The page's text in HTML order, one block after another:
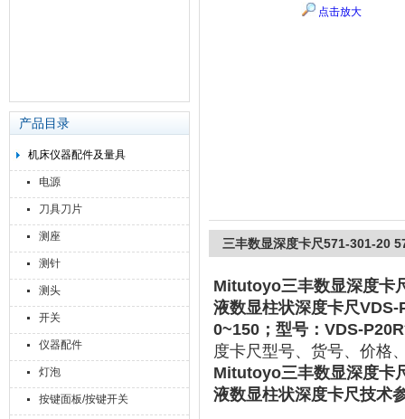
产品目录
机床仪器配件及量具
电源
刀具刀片
测座
测针
测头
开关
仪器配件
灯泡
按键面板/按键开关
点击放大
三丰数显深度卡尺571-301-20
Mitutoyo三丰数显深度卡
液数显柱状深度卡尺
0~150；型号：VDS-
度卡尺型号、货号、价格
Mitutoyo三丰数显深度卡
液数显柱状深度卡尺技术